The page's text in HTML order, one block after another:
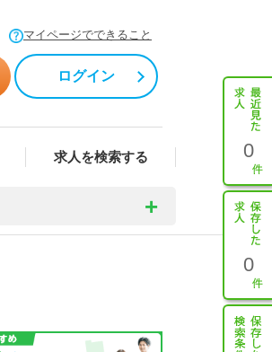
マイページでできること
ログイン
求人を検索する 0
0